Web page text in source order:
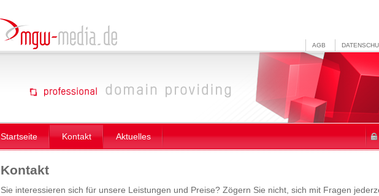
Startseite Kontakt Aktuelles
AGB
Kontakt
Sie interessieren sich für unsere Leistungen und Preise? Zögern Sie nicht, sich mit Fragen